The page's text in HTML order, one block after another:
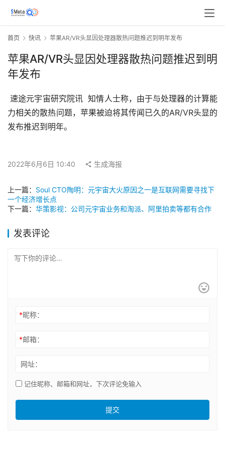
首页 快讯 苹果AR/VR头显因处理器散热问题推迟到明年发布
苹果AR/VR头显因处理器散热问题推迟到明
年发布
速途元宇宙研究院讯  知情人士称，由于与处理器的计算能
力相关的散热问题，苹果被迫将其传闻已久的AR/VR头显的
发布推迟到明年。
2022年6月6日 10:40 生成海报
上一篇： Soul CTO陶明：元宇宙大火原因之一是互联网需要寻找下
一个经济增长点
下一篇： 华策影视：公司元宇宙业务和淘派、阿里拍卖等都有合作
发表评论
*昵称：
*邮箱：
网址：
记住昵称、邮箱和网址，下次评论免输入
提交